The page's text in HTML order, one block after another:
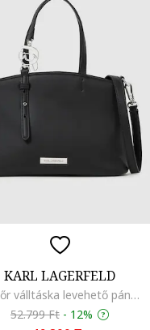
KARL LAGERFELD
Műbőr válltáska levehető pánttal, Fekete
52.799 Ft - 12%